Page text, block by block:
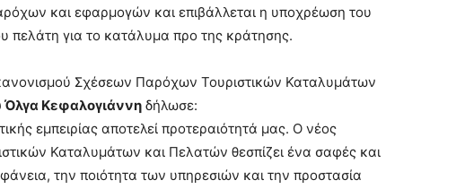
και εφαρμογών και επιβάλλεται η υποχρέωση του
πελάτη για το κατάλυμα προ της κράτησης.
Σχέσεων Παρόχων Τουριστικών Καταλυμάτων
Όλγα Κεφαλογιάννη δήλωσε:
εμπειρίας αποτελεί προτεραιότητά μας. Ο νέος
Καταλυμάτων και Πελατών θεσπίζει ένα σαφές και
την ποιότητα των υπηρεσιών και την προστασία